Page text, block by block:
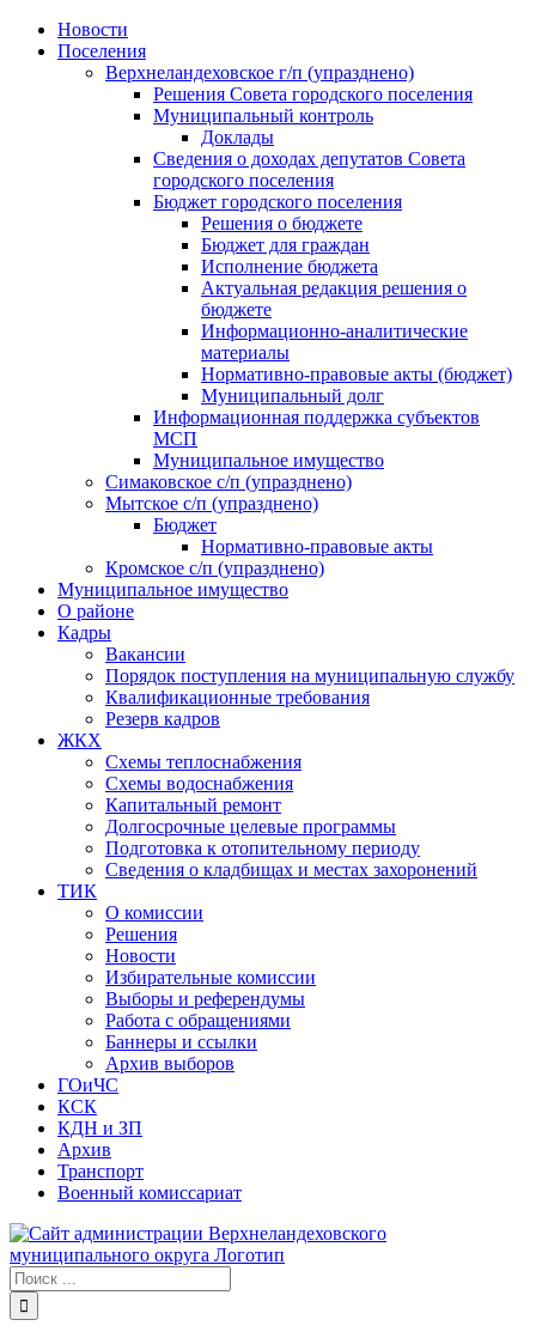
Skip
Новости
Поселения
Верхнеландеховское г/п (упразднено)
Решения Совета городского поселения
Муниципальный контроль
Доклады
Сведения о доходах депутатов Совета
городского поселения
Бюджет городского поселения
Решения о бюджете
Бюджет для граждан
Исполнение бюджета
Актуальная редакция решения о
бюджете
Информационно-аналитические
материалы
Нормативно-правовые акты (бюджет)
Муниципальный долг
Информационная поддержка субъектов
МСП
Муниципальное имущество
Симаковское с/п (упразднено)
Мытское с/п (упразднено)
Бюджет
Нормативно-правовые акты
Кромское с/п (упразднено)
Муниципальное имущество
О районе
Кадры
Вакансии
Порядок поступления на муниципальную службу
Квалификационные требования
Резерв кадров
ЖКХ
Схемы теплоснабжения
Схемы водоснабжения
Капитальный ремонт
Долгосрочные целевые программы
Подготовка к отопительному периоду
Сведения о кладбищах и местах захоронений
ТИК
О комиссии
Решения
Новости
Избирательные комиссии
Выборы и референдумы
Работа с обращениями
Баннеры и ссылки
Архив выборов
ГОиЧС
КСК
КДН и ЗП
Архив
Транспорт
Военный комиссариат
Результат
поиска: